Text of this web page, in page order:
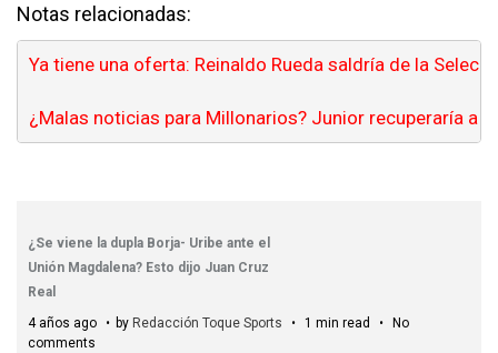
Notas relacionadas:
Ya tiene una oferta: Reinaldo Rueda saldría de la
¿Malas noticias para Millonarios? Junior recuperaría a
¿Se viene la dupla Borja- Uribe ante el
Unión Magdalena? Esto dijo Juan Cruz
Real
4 años ago
by Redacción Toque Sports 1 min read
No
comments